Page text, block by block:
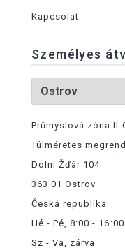
Kapcsolat
Személyes
Průmyslová zóna II
Túlméretes
Dolní Žďár 104
363 01 Ostrov
Česká republika
Hé - Pé, 8:00 - 16:00
Sz - Va, zárva